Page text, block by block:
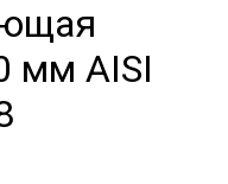
мм AISI